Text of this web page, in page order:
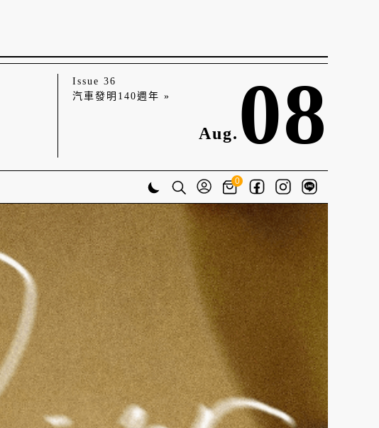
Issue 36
汽車發明140週年 »
Aug. 08
0